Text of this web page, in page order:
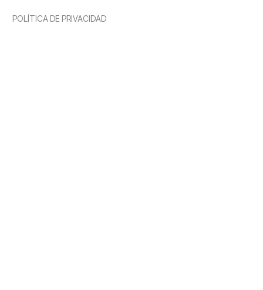
POLÍTICA DE PRIVACIDAD